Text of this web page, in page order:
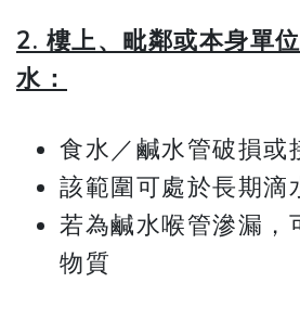
2. 樓上、毗鄰或本身單
水：
食水／鹹水管破損或
該範圍可處於長期滴
若為鹹水喉管滲漏，
物質